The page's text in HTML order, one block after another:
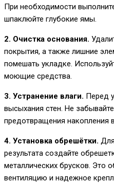
При необходимости
шпаклюйте глубокие ямы.
2. Очистка основания.
покрытия, а также лишние
помешать укладке.
моющие средства.
3. Устранение влаги. Перед
высыхания стен. Не
предотвращения накопления
4. Установка обрешётки.
результата создайте
металлических брусков. Это
вентиляцию и надежное